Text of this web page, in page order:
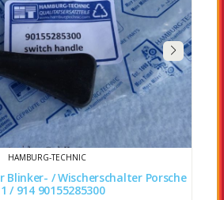
HAMBURG-TECHNIC
/ Wischerschalter Porsche
911 / 914 90155285300